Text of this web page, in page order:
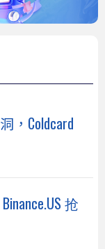
，Coldcard
抢